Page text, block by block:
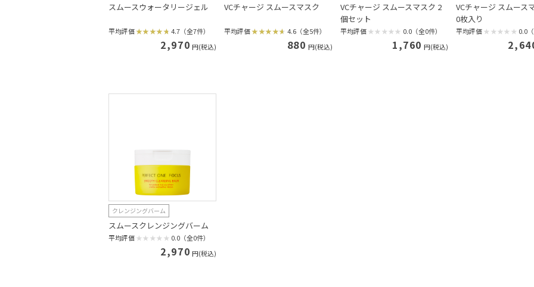
スムースウォータリージェル
平均評価 4.7（全7件）
2,970 円(税込)
VCチャージ スムースマスク
平均評価 4.6（全5件）
880 円(税込)
VCチャージ スムースマスク 2
個セット
平均評価 0.0（全0件）
1,760 円(税込)
VCチャージ スムー
0枚入り
平均評価 0.0
クレンジングバーム
スムースクレンジングバーム
平均評価 0.0（全0件）
2,970 円(税込)